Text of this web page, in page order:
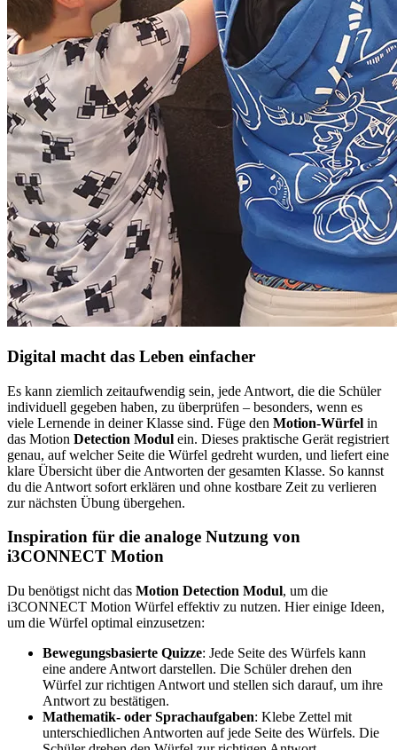
Digital macht das Leben einfacher
Es kann ziemlich zeitaufwendig sein, jede Antwort, die die Schüler
individuell gegeben haben, zu überprüfen – besonders, wenn es
viele Lernende in deiner Klasse sind. Füge den Motion-Würfel in
das Motion Detection Modul ein. Dieses praktische Gerät registriert
genau, auf welcher Seite die Würfel gedreht wurden, und liefert eine
klare Übersicht über die Antworten der gesamten Klasse. So kannst
du die Antwort sofort erklären und ohne kostbare Zeit zu verlieren
zur nächsten Übung übergehen.
Inspiration für die analoge Nutzung von
i3CONNECT Motion
Du benötigst nicht das Motion Detection Modul, um die
i3CONNECT Motion Würfel effektiv zu nutzen. Hier einige Ideen,
um die Würfel optimal einzusetzen:
Bewegungsbasierte Quizze: Jede Seite des Würfels kann
eine andere Antwort darstellen. Die Schüler drehen den
Würfel zur richtigen Antwort und stellen sich darauf, um ihre
Antwort zu bestätigen.
Mathematik- oder Sprachaufgaben: Klebe Zettel mit
unterschiedlichen Antworten auf jede Seite des Würfels. Die